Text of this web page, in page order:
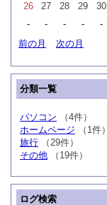
26
27 28 29 30
-
- - - -
前の月
次の月
分類一覧
パソコン （4件）
ホームページ （1件）
旅行 （29件）
その他 （19件）
ログ検索